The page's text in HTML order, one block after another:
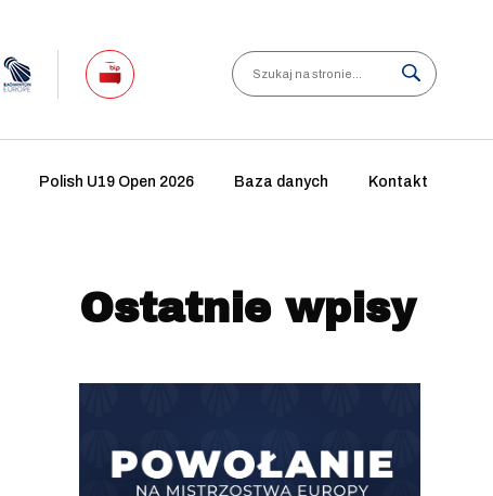
Search
Polish U19 Open 2026 Baza danych Kontakt
Ostatnie wpisy